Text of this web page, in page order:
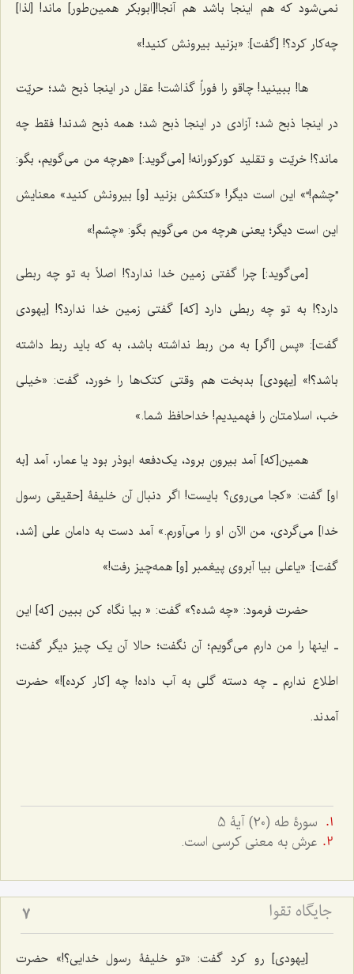
نمی‌شود که هم اینجا باشد هم آنجا![ابوبکر همین‌طور] ماند! [لذا]
چه‌کار کرد؟! [گفت]: «بزنید بیرونش کنید!»
ها! ببینید! چاقو را فوراً گذاشت! عقل در اینجا ذبح شد؛ حریّت
در اینجا ذبح شد؛ آزادی در اینجا ذبح شد؛ همه ذبح شدند! فقط چه
ماند؟! خریّت و تقلید کورکورانه! [می‌گوید:] «هرچه من می‌گویم، بگو:
”چشم!“» این است دیگر! «کتکش بزنید [و] بیرونش کنید» معنایش
این است دیگر؛ یعنی هرچه من می‌گویم بگو: «چشم!»
[می‌گوید:] چرا گفتی زمین خدا ندارد؟! اصلاً به تو چه ربطی
دارد؟! به تو چه ربطی دارد [که] گفتی زمین خدا ندارد؟! [یهودی
گفت]: «پس [اگر] به من ربط نداشته باشد، به که باید ربط داشته
باشد؟!» [یهودی] بدبخت هم وقتی کتک‌ها را خورد، گفت: «خیلی
خب، اسلامتان را فهمیدیم! خداحافظ شما.»
همین[که] آمد بیرون برود، یک‌دفعه ابوذر بود یا عمار، آمد [به
او] گفت: «کجا می‌روی؟ بایست! اگر دنبال آن خلیفۀ [حقیقی رسول
خدا] می‌گردی، من الآن او را می‌آورم.» آمد دست به دامان علی [شد،
گفت]: «یاعلی بیا آبروی پیغمبر [و] همه‌چیز رفت!»
حضرت فرمود: «چه شده؟» گفت: « بیا نگاه کن ببین [که] این
ـ اینها را من دارم می‌گویم؛ آن نگفت؛ حالا آن یک چیز دیگر گفت؛
اطلاع ندارم ـ چه دسته گلی به آب داده! چه [کار کرده]!» حضرت
آمدند.
سورۀ طه (20) آیۀ 5
عرش به معنی کرسی است.
جایگاه تقوا 7
[یهودی] رو کرد گفت: «تو خلیفۀ رسول خدایی؟!» حضرت